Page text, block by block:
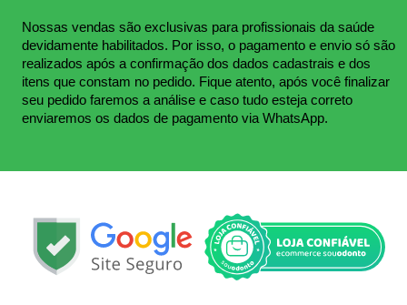
Nossas vendas são exclusivas para profissionais da saúde
devidamente habilitados. Por isso, o pagamento e envio só são
realizados após a confirmação dos dados cadastrais e dos
itens que constam no pedido. Fique atento, após você finalizar
seu pedido faremos a análise e caso tudo esteja correto
enviaremos os dados de pagamento via WhatsApp.